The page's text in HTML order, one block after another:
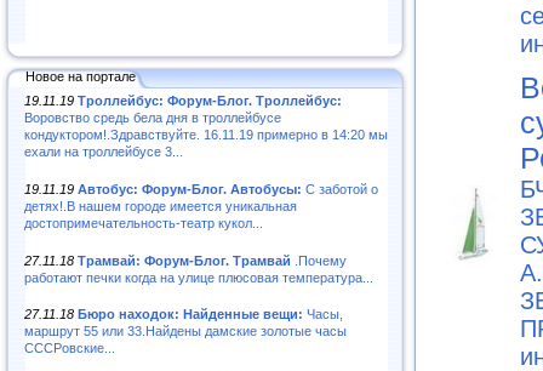
Новое на портале
19.11.19 Троллейбус: Форум-Блог. Троллейбус:
Воровство средь бела дня в троллейбусе
кондуктором!.Здравствуйте. 16.11.19 примерно в 14:20 мы
ехали на троллейбусе 3...
19.11.19 Автобус: Форум-Блог. Автобусы: С заботой о
детях!.В нашем городе имеется уникальная
достопримечательность-театр кукол...
27.11.18 Трамвай: Форум-Блог. Трамвай .Почему
работают печки когда на улице плюсовая температура...
27.11.18 Бюро находок: Найденные вещи: Часы,
маршрут 55 или 33.Найдены дамские золотые часы
СССРовские...